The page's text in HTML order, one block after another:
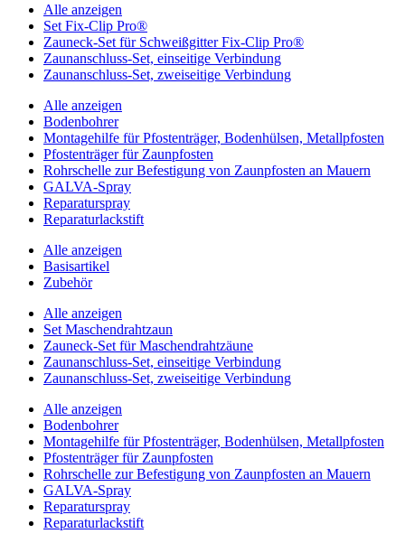
Alle anzeigen
Set Fix-Clip Pro®
Zauneck-Set für Schweißgitter Fix-Clip Pro®
Zaunanschluss-Set, einseitige Verbindung
Zaunanschluss-Set, zweiseitige Verbindung
Alle anzeigen
Bodenbohrer
Montagehilfe für Pfostenträger, Bodenhülsen, Metallpfosten
Pfostenträger für Zaunpfosten
Rohrschelle zur Befestigung von Zaunpfosten an Mauern
GALVA-Spray
Reparaturspray
Reparaturlackstift
Alle anzeigen
Basisartikel
Zubehör
Alle anzeigen
Set Maschendrahtzaun
Zauneck-Set für Maschendrahtzäune
Zaunanschluss-Set, einseitige Verbindung
Zaunanschluss-Set, zweiseitige Verbindung
Alle anzeigen
Bodenbohrer
Montagehilfe für Pfostenträger, Bodenhülsen, Metallpfosten
Pfostenträger für Zaunpfosten
Rohrschelle zur Befestigung von Zaunpfosten an Mauern
GALVA-Spray
Reparaturspray
Reparaturlackstift